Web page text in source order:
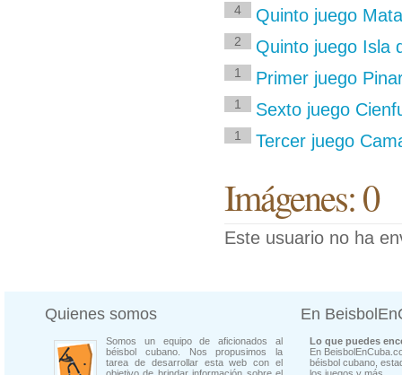
4 Quinto juego
2 Quinto juego Isla
1 Primer juego
1 Sexto juego
1 Tercer juego
Imágenes: 0
Este usuario no ha
Quienes somos
Somos un equipo de aficionados al
béisbol cubano. Nos propusimos la
tarea de desarrollar esta web con el
En
Lo que puedes
En
béisbol cubano,